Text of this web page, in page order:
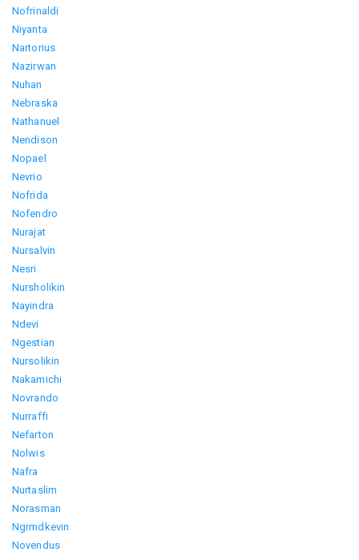
Nofrinaldi
Niyanta
Nartorius
Nazirwan
Nuhan
Nebraska
Nathanuel
Nendison
Nopael
Nevrio
Nofrida
Nofendro
Nurajat
Nursalvin
Nesri
Nursholikin
Nayindra
Ndevi
Ngestian
Nursolikin
Nakamichi
Novrando
Nurraffi
Nefarton
Nolwis
Nafra
Nurtaslim
Norasman
Ngrmdkevin
Novendus